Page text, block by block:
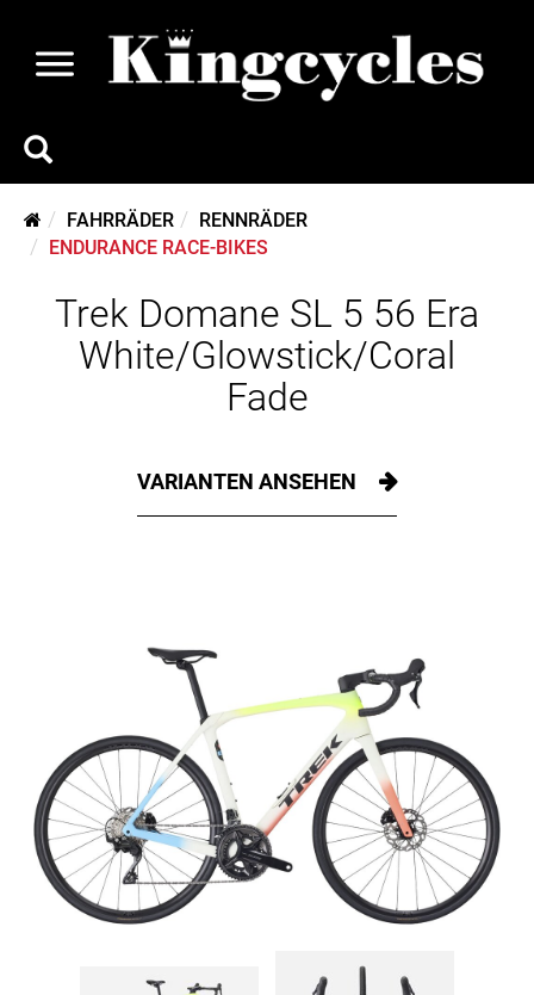
FAHRRÄDER
RENNRÄDER
ENDURANCE RACE-BIKES
Trek Domane SL 5 56 Era
White/Glowstick/Coral
Fade
VARIANTEN ANSEHEN